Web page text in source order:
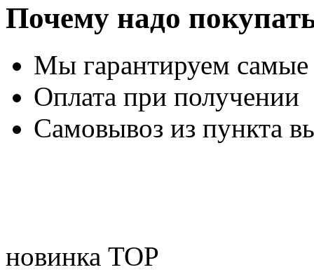
Почему надо
Мы гарантируем
Оплата при получении
Самовывоз из пункта
новинка TOP